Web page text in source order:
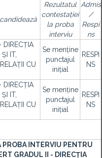
Rezultatul
contestației
la proba
interviu
Admis
/
Respi
ns
DIRECȚIA
IT,
CU
Se menține
punctajul
inițial
RESPI
NS
DIRECȚIA
IT,
CU
Se menține
punctajul
inițial
RESPI
NS
INTERVIU PENTRU
GRADUL II - DIRECȚIA